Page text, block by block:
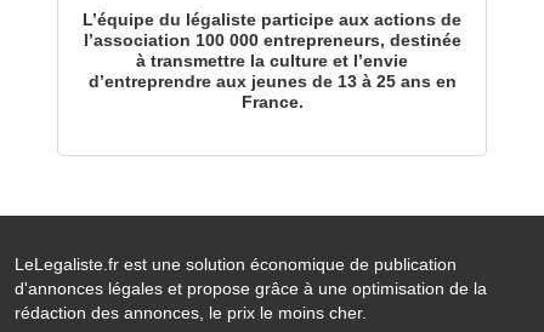
L’équipe du légaliste participe aux actions de
l’association 100 000 entrepreneurs, destinée
à transmettre la culture et l’envie
d’entreprendre aux jeunes de 13 à 25 ans en
France.
LeLegaliste.fr est une solution économique de publication
d'annonces légales et propose grâce à une optimisation de la
rédaction des annonces, le prix le moins cher.